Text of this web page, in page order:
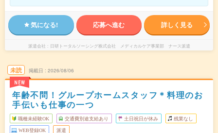
気になる! 応募へ進む 詳しく見る
派遣会社 日研トータルソーシング株式会社 メディカルケア事業部 ナース派遣
未読
NEW
掲載日 2026/08/06
年齢不問！グループホームスタッフ＊料理のお
手伝いも仕事の一つ
職種未経験OK 交通費別途支給あり 土日祝日が休み 残業なし
WEB登録OK 派遣